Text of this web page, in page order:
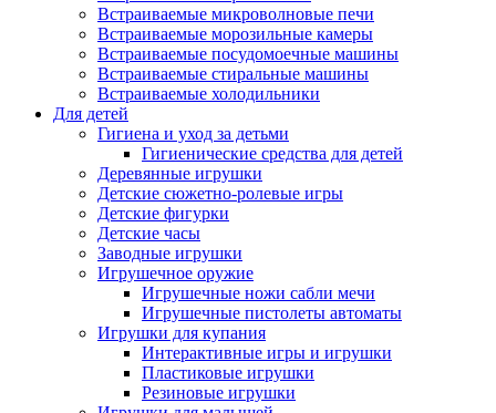
Встраиваемые микроволновые печи
Встраиваемые морозильные камеры
Встраиваемые посудомоечные машины
Встраиваемые стиральные машины
Встраиваемые холодильники
Для детей
Гигиена и уход за детьми
Гигиенические средства для детей
Деревянные игрушки
Детские сюжетно-ролевые игры
Детские фигурки
Детские часы
Заводные игрушки
Игрушечное оружие
Игрушечные ножи сабли мечи
Игрушечные пистолеты автоматы
Игрушки для купания
Интерактивные игры и игрушки
Пластиковые игрушки
Резиновые игрушки